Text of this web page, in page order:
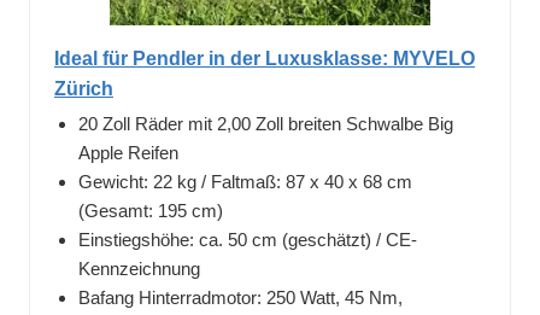
Ideal für Pendler in der Luxusklasse: MYVELO
Zürich
20 Zoll Räder mit 2,00 Zoll breiten Schwalbe Big
Apple Reifen
Gewicht: 22 kg / Faltmaß: 87 x 40 x 68 cm
(Gesamt: 195 cm)
Einstiegshöhe: ca. 50 cm (geschätzt) / CE-
Kennzeichnung
Bafang Hinterradmotor: 250 Watt, 45 Nm,